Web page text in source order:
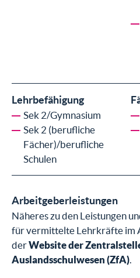
Lehrbefähigung
Sek 2/Gymnasium
Sek 2 (berufliche
Fächer)/berufliche
Schulen
Arbeitgeberleistungen
Näheres zu den Leistungen
für vermittelte Lehrkräfte im
derWebsite der
Auslandsschulwesen (ZfA).